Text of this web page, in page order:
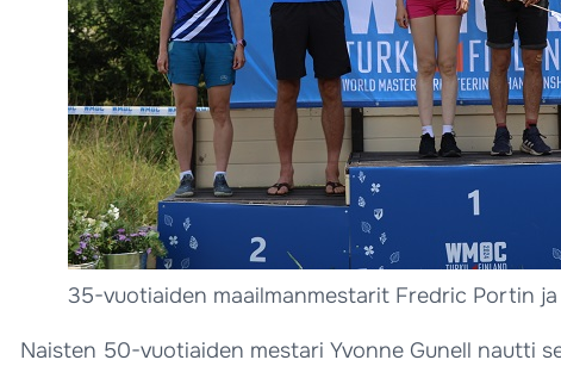
35-vuotiaiden maailmanmestarit Fredric Portin ja
Naisten 50-vuotiaiden mestari Yvonne Gunell nautti